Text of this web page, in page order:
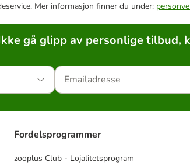
Mer informasjon finner du under:
gå glipp av personlige tilbud,
Fordelsprogrammer
zooplus Club - Lojalitetsprogram